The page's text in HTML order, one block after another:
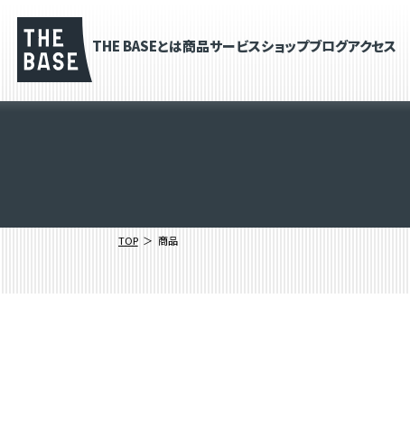
THE BASEとは商品サービスショップブログアクセス
TOP 商品